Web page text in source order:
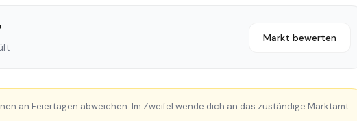
Markt bewerten
an Feiertagen abweichen. Im Zweifel wende dich an das zuständige Marktamt.